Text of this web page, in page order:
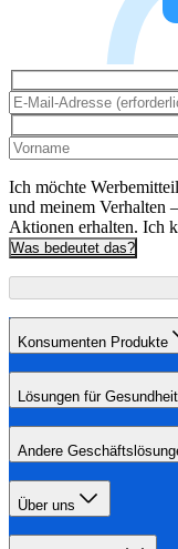
Ich möchte
und meinem Verhalten
Aktionen erhalten. Ich
Was bedeutet das?
Konsumenten Produkte
Lösungen für
Andere
Über uns